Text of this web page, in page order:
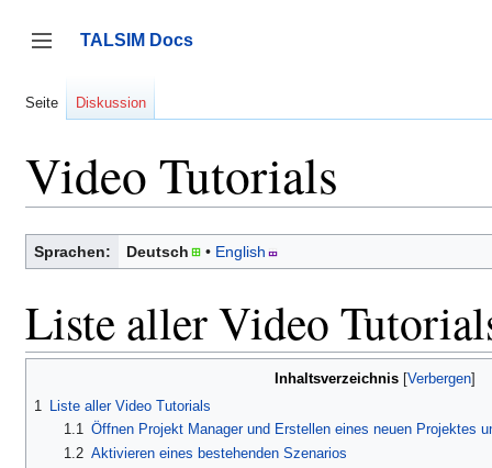
springen
Seitenleiste umschalten
TALSIM Docs
Seite Diskussion
Video Tutorials
Sprachen: Deutsch English
Liste aller Video
Inhaltsverzeichnis
1
Liste aller Video Tutorials
1.1
Öffnen Projekt Manager und Erstellen eines neuen Projektes
1.2 Aktivieren eines bestehenden Szenarios